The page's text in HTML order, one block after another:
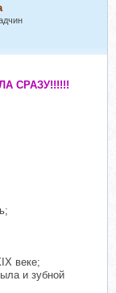
СРАЗУ!!!!!!
веке;
и зубной